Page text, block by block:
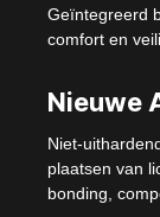
Geïntegreerd
comfort en
Nieuwe
Niet-
plaatsen van
bonding,